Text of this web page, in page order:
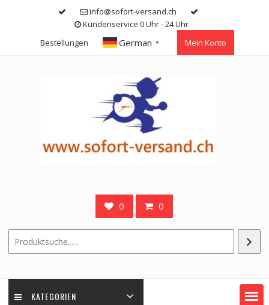
info@sofort-versand.ch
Kundenservice 0 Uhr - 24 Uhr
Bestellungen
German ▼ Mein Konto
0 0
KATEGORIEN